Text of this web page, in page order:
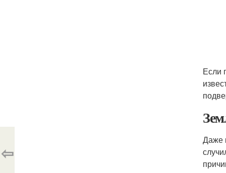
Если
Даже
⇦